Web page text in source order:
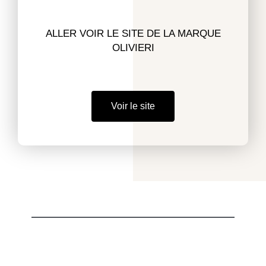
ALLER VOIR LE SITE DE LA MARQUE
OLIVIERI
Voir le site